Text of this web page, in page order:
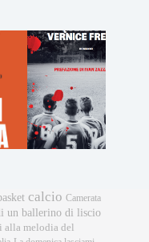
calcio Camerata
un ballerino di liscio
alla melodia del